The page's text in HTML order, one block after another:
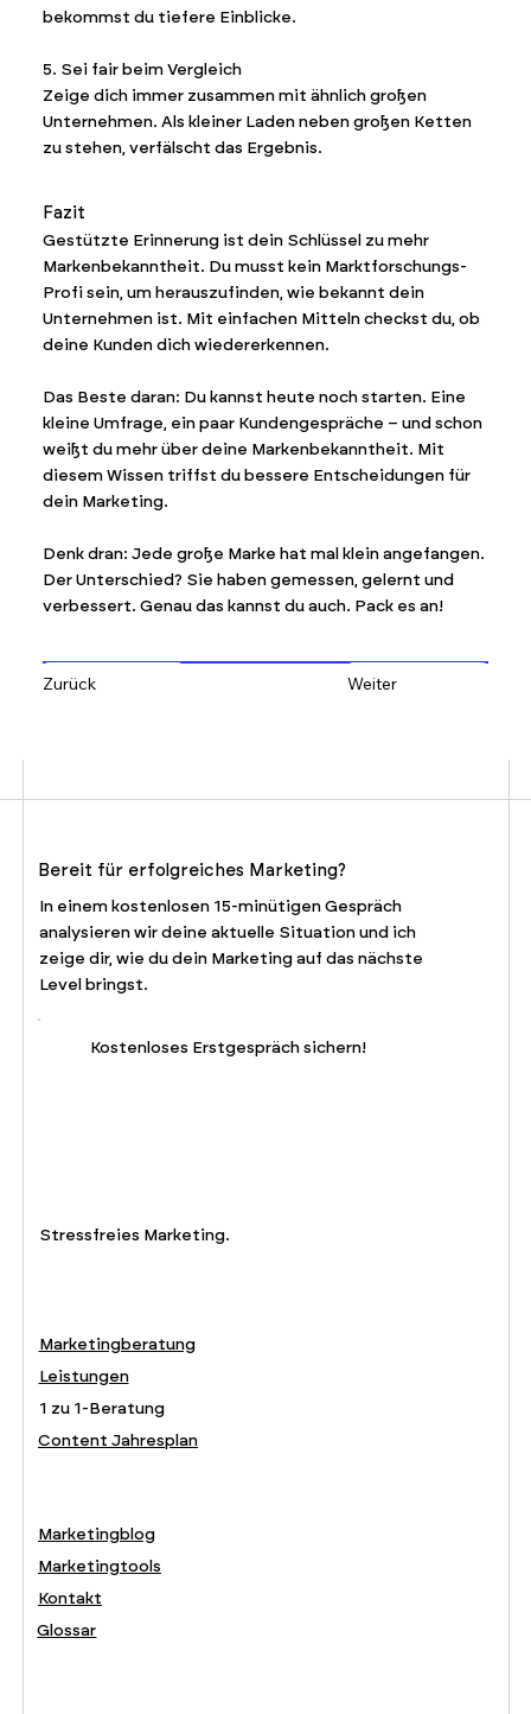
bekommst du tiefere Einblicke.
5. Sei fair beim Vergleich
Zeige dich immer zusammen mit ähnlich großen
Unternehmen. Als kleiner Laden neben großen Ketten
zu stehen, verfälscht das Ergebnis.
Fazit
Gestützte Erinnerung ist dein Schlüssel zu mehr
Markenbekanntheit. Du musst kein Marktforschungs-
Profi sein, um herauszufinden, wie bekannt dein
Unternehmen ist. Mit einfachen Mitteln checkst du, ob
deine Kunden dich wiedererkennen.
Das Beste daran: Du kannst heute noch starten. Eine
kleine Umfrage, ein paar Kundengespräche – und schon
weißt du mehr über deine Markenbekanntheit. Mit
diesem Wissen triffst du bessere Entscheidungen für
dein Marketing.
Denk dran: Jede große Marke hat mal klein angefangen.
Der Unterschied? Sie haben gemessen, gelernt und
verbessert. Genau das kannst du auch. Pack es an!
Zurück Weiter
Bereit für erfolgreiches Marketing?
In einem kostenlosen 15-minütigen Gespräch
analysieren wir deine aktuelle Situation und ich
zeige dir, wie du dein Marketing auf das nächste
Level bringst.
Kostenloses Erstgespräch sichern!
Stressfreies Marketing.
Marketingberatung
Leistungen
1 zu 1-Beratung
Content Jahresplan
Marketingblog
Marketingtools
Kontakt
Glossar